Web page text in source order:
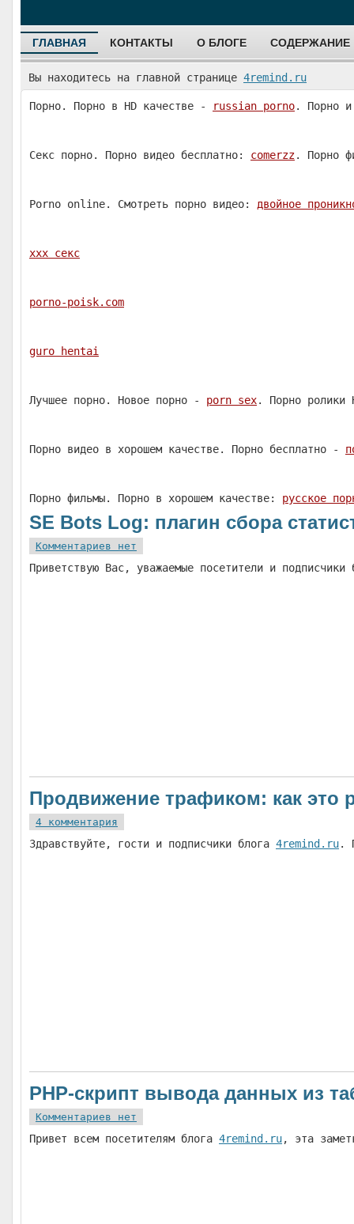
ГЛАВНАЯ КОНТАКТЫ О БЛОГЕ СОДЕРЖАНИЕ
Вы находитесь на главной странице 4remind.ru
Порно. Порно в HD качестве - russian porno. Порно
Секс порно. Порно видео бесплатно: comerzz. Порно
Porno online. Смотреть порно видео: двойное
ххх секс
porno-poisk.com
guro hentai
Лучшее порно. Новое порно - porn sex. Порно ролики
Порно видео в хорошем качестве. Порно бесплатно -
Порно фильмы. Порно в хорошем качестве: русское
SE Bots Log: плагин сбора
Комментариев нет
Приветствую Вас, уважаемые посетители и
Продвижение трафиком: как это
4 комментария
Здравствуйте, гости и подписчики блога 4remind.ru.
PHP-скрипт вывода данных из
Комментариев нет
Привет всем посетителям блога 4remind.ru, эта